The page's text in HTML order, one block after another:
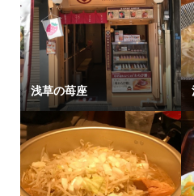
浅草の苺座